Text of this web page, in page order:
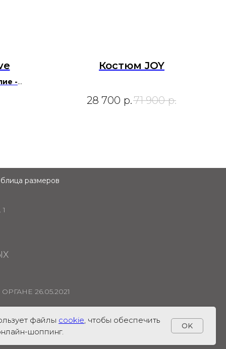
файлы cookie, чтобы обеспечить
шоппинг.
OK
-
Костюм JOY
28 700 р.71 900 р.
размеров
26.05.2021